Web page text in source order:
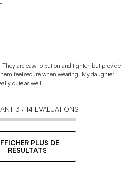
They are easy to put on and tighten but provide
feel secure when wearing. My daughter
cute as well.
3 / 14ÉVALUATIONS
PLUS DE
RÉSULTATS